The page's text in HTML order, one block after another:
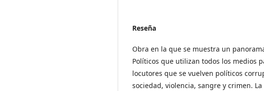
Reseña
Obra en la que se muestra un
Políticos que utilizan todos los medios
locutores que se vuelven políticos
sociedad, violencia, sangre y crimen.